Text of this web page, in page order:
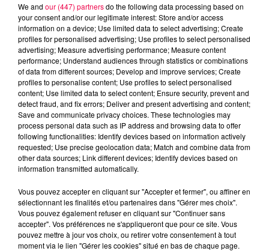
podcasts/2024/02/20240208-ANNIVERSAIRES.mp3
We and our (447) partnersdo the following data processing based on
your consent and/or our legitimate interest: Store and/or access
information on a device; Use limited data to select advertising; Create
profiles for personalised advertising; Use profiles to select personalised
advertising; Measure advertising performance; Measure content
performance; Understand audiences through statistics or combinations
of data from different sources; Develop and improve services; Create
profiles to personalise content; Use profiles to select personalised
content; Use limited data to select content; Ensure security, prevent and
detect fraud, and fix errors; Deliver and present advertising and content;
Save and communicate privacy choices. These technologies may
process personal data such as IP address and browsing data to offer
following functionalities: Identify devices based on information actively
requested; Use precise geolocation data; Match and combine data from
other data sources; Link different devices; Identify devices based on
information transmitted automatically.
Vous pouvez accepter en cliquant sur "Accepter et fermer", ou affiner en
sélectionnant les finalités et/ou partenaires dans "Gérer mes choix".
Vous pouvez également refuser en cliquant sur "Continuer sans
accepter". Vos préférences ne s'appliqueront que pour ce site. Vous
pouvez mettre à jour vos choix, ou retirer votre consentement à tout
moment via le lien "Gérer les cookies" situé en bas de chaque page.